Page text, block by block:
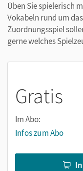
Üben Sie spielerisch
Vokabeln rund um
Zuordnungsspiel
gerne welches
Gratis
Im Abo:
Infos zum Abo